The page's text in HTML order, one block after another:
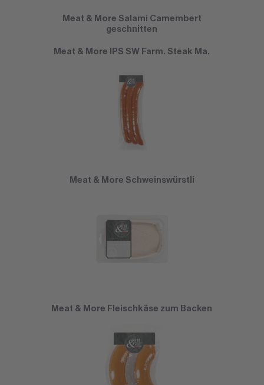
Meat & More Salami Camembert
geschnitten
Meat & More IPS SW Farm. Steak Ma.
Meat & More Schweinswürstli
Meat & More Fleischkäse zum Backen